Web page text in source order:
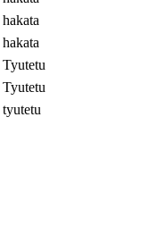
hakata
hakata
Tyutetu
Tyutetu
tyutetu